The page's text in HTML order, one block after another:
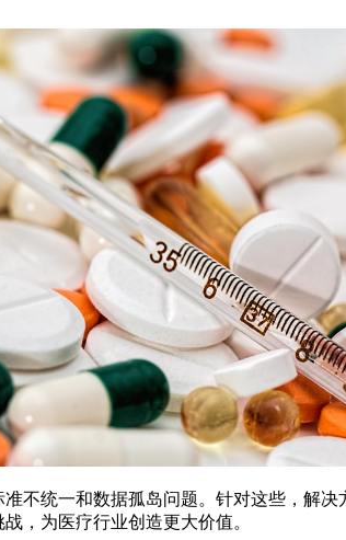
不统一和数据孤岛问题。针对这些，解
，为医疗行业创造更大价值。